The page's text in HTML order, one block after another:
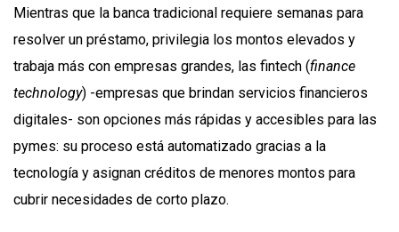
Mientras que la banca tradicional requiere semanas para
resolver un préstamo, privilegia los montos elevados y
trabaja más con empresas grandes, las fintech (finance
technology) -empresas que brindan servicios financieros
digitales- son opciones más rápidas y accesibles para las
pymes: su proceso está automatizado gracias a la
tecnología y asignan créditos de menores montos para
cubrir necesidades de corto plazo.